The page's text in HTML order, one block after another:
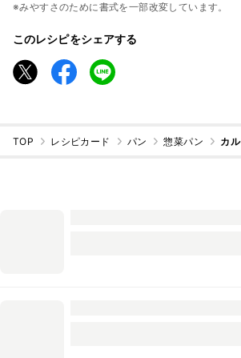
※みやすさのために書式を一部改変しています。
このレシピをシェアする
TOP レシピカード パン 惣菜パン カ